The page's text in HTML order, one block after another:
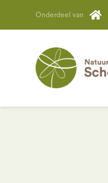
Onderdeel van